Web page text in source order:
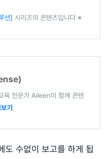
션] 시리즈의 콘텐츠입니다 ※
육 전문가 Aileen이 함께 콘텐
기
도 수없이 보고를 하게 됩